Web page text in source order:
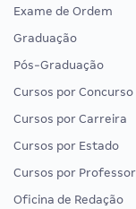
Exame de Ordem
Graduação
Pós-Graduação
Cursos por Concurso
Cursos por Carreira
Cursos por Estado
Cursos por Professor
Oficina de Redação